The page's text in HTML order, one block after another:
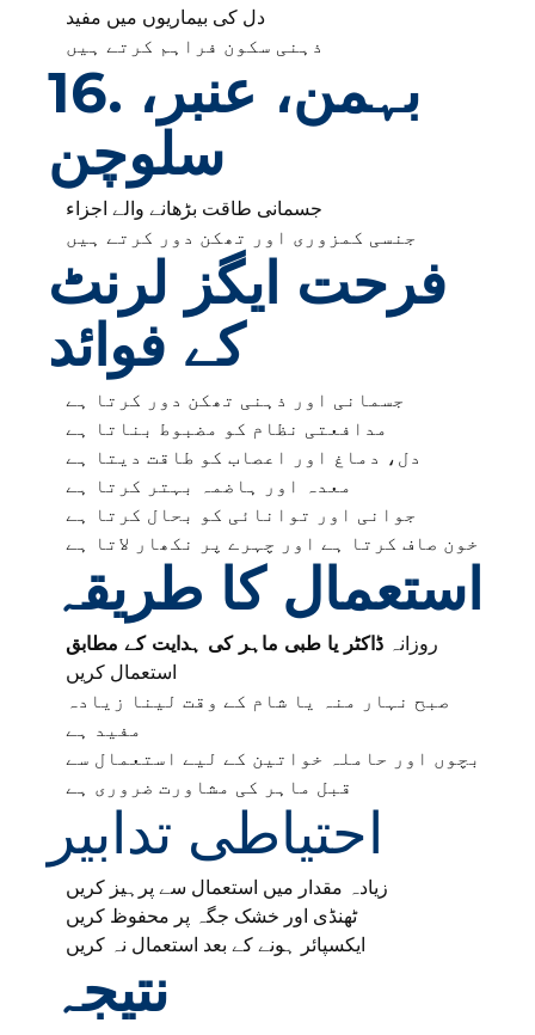
دل کی بیماریوں میں مفید
ذہنی سکون فراہم کرتے ہیں
16. بہمن، عنبر،
سلوچن
جسمانی طاقت بڑھانے والے اجزاء
جنسی کمزوری اور تھکن دور کرتے ہیں
فرحت ایگز لرنٹ
کے فوائد
جسمانی اور ذہنی تھکن دور کرتا ہے
مدافعتی نظام کو مضبوط بناتا ہے
دل، دماغ اور اعصاب کو طاقت دیتا ہے
معدہ اور ہاضمہ بہتر کرتا ہے
جوانی اور توانائی کو بحال کرتا ہے
خون صاف کرتا ہے اور چہرے پر نکھار لاتا ہے
استعمال کا طریقہ
روزانہ ڈاکٹر یا طبی ماہر کی ہدایت کے مطابق
استعمال کریں
صبح نہار منہ یا شام کے وقت لینا زیادہ
مفید ہے
بچوں اور حاملہ خواتین کے لیے استعمال سے
قبل ماہر کی مشاورت ضروری ہے
احتیاطی تدابیر
زیادہ مقدار میں استعمال سے پرہیز کریں
ٹھنڈی اور خشک جگہ پر محفوظ کریں
ایکسپائر ہونے کے بعد استعمال نہ کریں
نتیجہ